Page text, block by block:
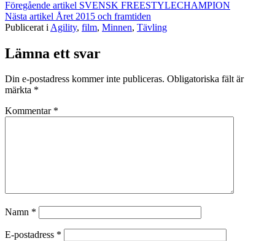
Föregående artikel SVENSK FREESTYLECHAMPION
Nästa artikel Året 2015 och framtiden
Publicerat i Agility, film, Minnen, Tävling
Lämna ett svar
Din e-postadress kommer inte publiceras. Obligatoriska fält är
märkta *
Kommentar *
Namn *
E-postadress *